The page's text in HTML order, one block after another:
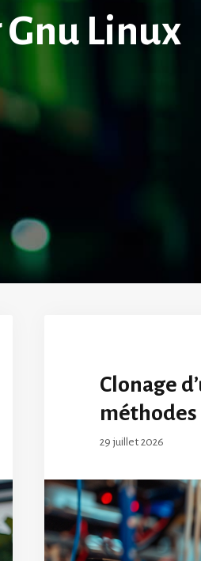
Gnu Linux
Clonage
29 juillet 2026